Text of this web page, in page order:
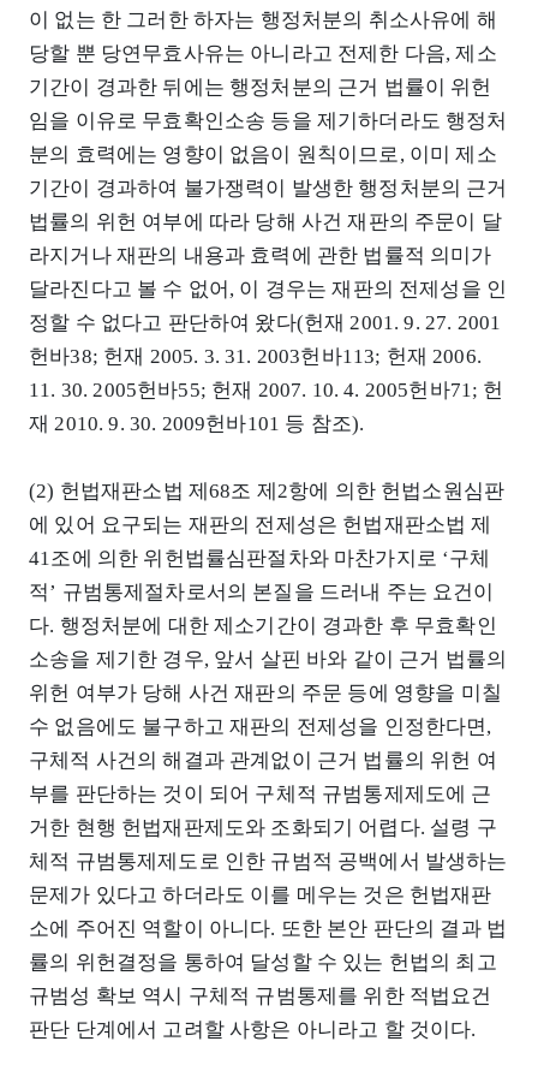
이 없는 한 그러한 하자는 행정처분의 취소사유에 해
당할 뿐 당연무효사유는 아니라고 전제한 다음, 제소
기간이 경과한 뒤에는 행정처분의 근거 법률이 위헌
임을 이유로 무효확인소송 등을 제기하더라도 행정처
분의 효력에는 영향이 없음이 원칙이므로, 이미 제소
기간이 경과하여 불가쟁력이 발생한 행정처분의 근거
법률의 위헌 여부에 따라 당해 사건 재판의 주문이 달
라지거나 재판의 내용과 효력에 관한 법률적 의미가
달라진다고 볼 수 없어, 이 경우는 재판의 전제성을 인
정할 수 없다고 판단하여 왔다(헌재 2001. 9. 27. 2001
헌바38; 헌재 2005. 3. 31. 2003헌바113; 헌재 2006.
11. 30. 2005헌바55; 헌재 2007. 10. 4. 2005헌바71; 헌
재 2010. 9. 30. 2009헌바101 등 참조).
(2) 헌법재판소법 제68조 제2항에 의한 헌법소원심판
에 있어 요구되는 재판의 전제성은 헌법재판소법 제
41조에 의한 위헌법률심판절차와 마찬가지로 ‘구체
적’ 규범통제절차로서의 본질을 드러내 주는 요건이
다. 행정처분에 대한 제소기간이 경과한 후 무효확인
소송을 제기한 경우, 앞서 살핀 바와 같이 근거 법률의
위헌 여부가 당해 사건 재판의 주문 등에 영향을 미칠
수 없음에도 불구하고 재판의 전제성을 인정한다면,
구체적 사건의 해결과 관계없이 근거 법률의 위헌 여
부를 판단하는 것이 되어 구체적 규범통제제도에 근
거한 현행 헌법재판제도와 조화되기 어렵다. 설령 구
체적 규범통제제도로 인한 규범적 공백에서 발생하는
문제가 있다고 하더라도 이를 메우는 것은 헌법재판
소에 주어진 역할이 아니다. 또한 본안 판단의 결과 법
률의 위헌결정을 통하여 달성할 수 있는 헌법의 최고
규범성 확보 역시 구체적 규범통제를 위한 적법요건
판단 단계에서 고려할 사항은 아니라고 할 것이다.